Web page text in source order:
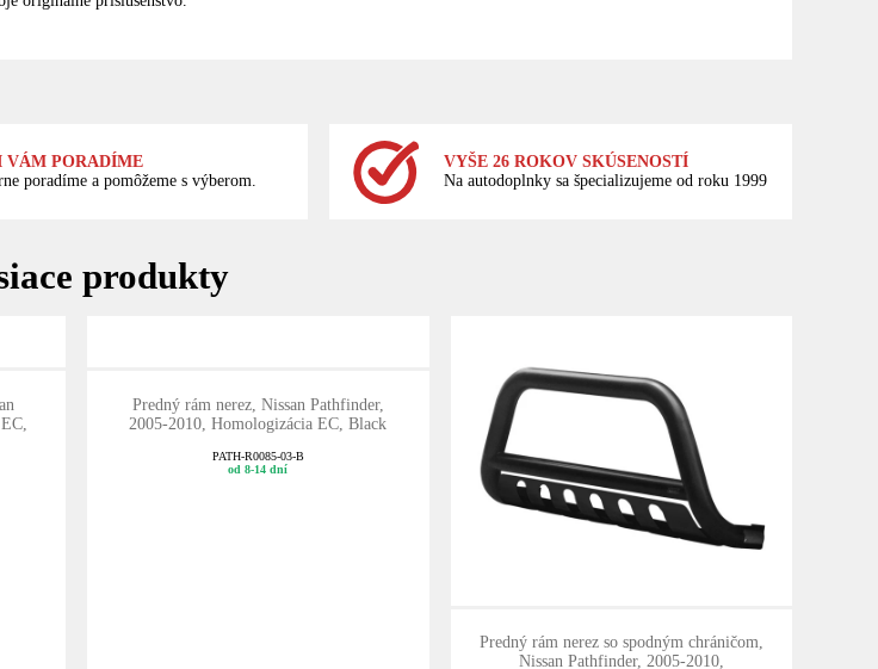
VÁM PORADÍME
poradíme a pomôžeme s výberom.
VYŠE 26 ROKOV SKÚSENOSTÍ
Na autodoplnky sa špecializujeme od roku 1999
produkty
Predný rám nerez, Nissan Pathfinder,
2005-2010, Homologizácia EC, Black
PATH-R0085-03-B
od 8-14 dní
Predný rám nerez so spodným chráničom,
Nissan Pathfinder, 2005-2010,